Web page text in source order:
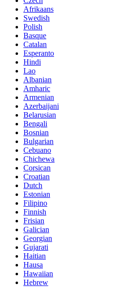
Afrikaans
Swedish
Polish
Basque
Catalan
Esperanto
Hindi
Lao
Albanian
Amharic
Armenian
Azerbaijani
Belarusian
Bengali
Bosnian
Bulgarian
Cebuano
Chichewa
Corsican
Croatian
Dutch
Estonian
Filipino
Finnish
Frisian
Galician
Georgian
Gujarati
Haitian
Hausa
Hawaiian
Hebrew